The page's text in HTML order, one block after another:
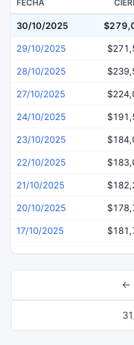
FECHA
30/10/2025
29/10/2025
28/10/2025
27/10/2025
24/10/2025
23/10/2025
22/10/2025
21/10/2025
20/10/2025
17/10/2025
←